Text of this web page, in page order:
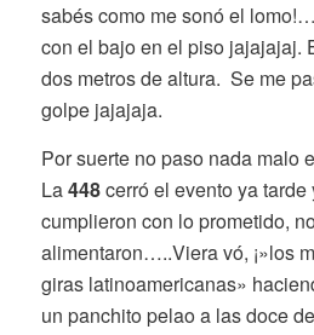
sabés como me sonó el
con el bajo en el piso jajajajaj.
dos metros de altura. Se me
golpe jajajaja.
Por suerte no paso nada malo
La448cerró el evento ya
cumplieron con lo prometido,
alimentaron…..Viera vó, ¡»los
giras latinoamericanas»
un panchito pelao a las doce